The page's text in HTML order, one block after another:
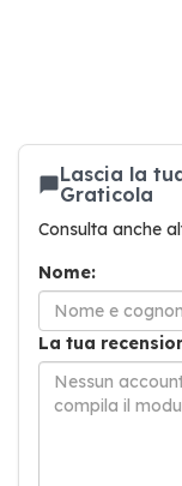
Lascia la
Graticola
Consulta anche
Nome:
La tua